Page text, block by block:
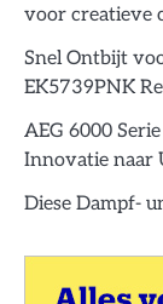
voor creatieve
Snel Ontbijt
EK5739PNK
AEG 6000
Innovatie naar
Diese Dampf-